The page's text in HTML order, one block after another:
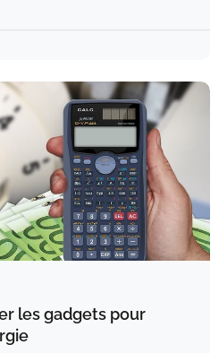
les gadgets pour